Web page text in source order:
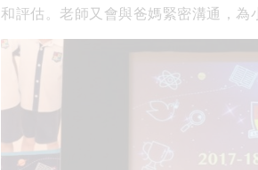
和評估。老師又會與爸媽緊密溝通，為